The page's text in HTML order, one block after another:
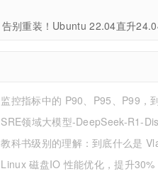
监控指标中的 P90、P95、P99，
SRE领域大模型-DeepSeek-R1-
教科书级别的理解：到底什么是
Linux 磁盘IO 性能优化，提升30%